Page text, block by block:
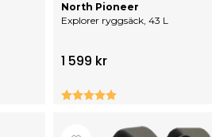
Explorer ryggsäck, 43 L
North Pioneer
1 599 kr
Betyg: